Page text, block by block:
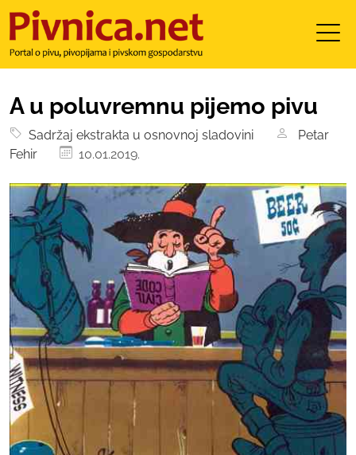
A u poluvremnu pijemo pivu
Sadržaj ekstrakta u osnovnoj sladovini
Petar
Fehir
10.01.2019.